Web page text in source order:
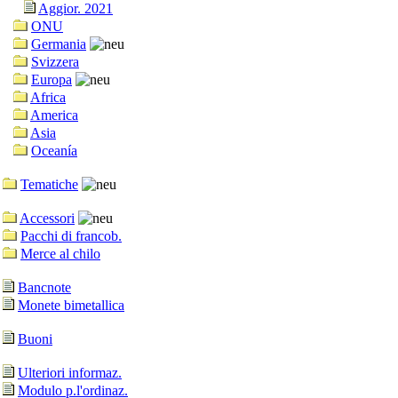
Aggior. 2021
ONU
Germania
Svizzera
Europa
Africa
America
Asia
Oceanía
Tematiche
Accessori
Pacchi di francob.
Merce al chilo
Bancnote
Monete bimetallica
Buoni
Ulteriori informaz.
Modulo p.l'ordinaz.